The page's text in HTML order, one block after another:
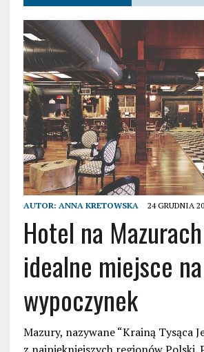
AUTOR: ANNA KRETOWSKA 24 GRUDNIA
Hotel na
idealne miejsce na
wypoczynek
Mazury, nazywane “Krainą Tysąca